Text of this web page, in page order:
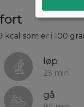
som er i 100
løp
25 min
gå